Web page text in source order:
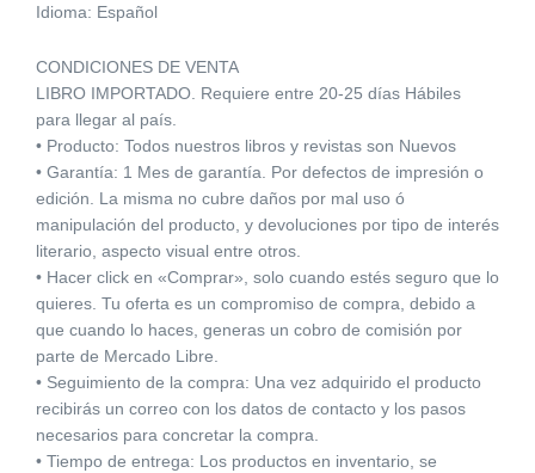
Idioma: Español
CONDICIONES DE VENTA
LIBRO IMPORTADO. Requiere entre 20-25 días Hábiles
para llegar al país.
• Producto: Todos nuestros libros y revistas son Nuevos
• Garantía: 1 Mes de garantía. Por defectos de impresión o
edición. La misma no cubre daños por mal uso ó
manipulación del producto, y devoluciones por tipo de interés
literario, aspecto visual entre otros.
• Hacer click en «Comprar», solo cuando estés seguro que lo
quieres. Tu oferta es un compromiso de compra, debido a
que cuando lo haces, generas un cobro de comisión por
parte de Mercado Libre.
• Seguimiento de la compra: Una vez adquirido el producto
recibirás un correo con los datos de contacto y los pasos
necesarios para concretar la compra.
• Tiempo de entrega: Los productos en inventario, se